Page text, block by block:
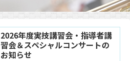
2026年度実技講習会・指導者講
習会＆スペシャルコンサートの
お知らせ